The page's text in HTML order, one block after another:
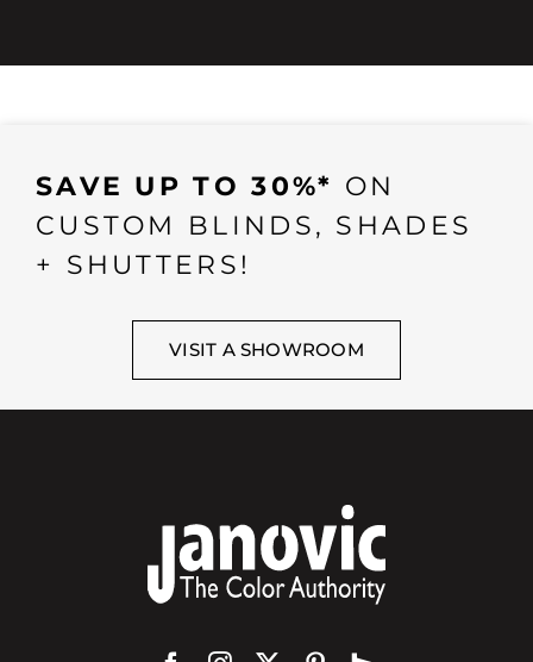
SAVE UP TO 30%* ON
CUSTOM BLINDS, SHADES
+ SHUTTERS!
VISIT A SHOWROOM